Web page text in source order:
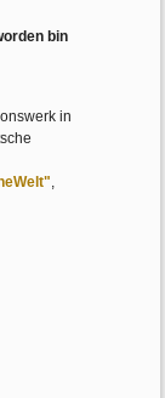
bin
in
,